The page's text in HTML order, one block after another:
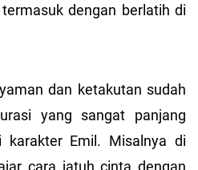
dengan berlatih di
dan ketakutan sudah
yang sangat panjang
karakter Emil. Misalnya di
cara jatuh cinta dengan